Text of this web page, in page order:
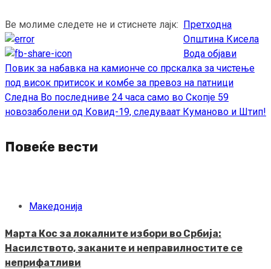
Ве молиме следете не и стиснете лајк:
Continue
Reading
Претходна
Општина Кисела
Вода објави
Повик за набавка на камионче со прскалка за чистење
под висок притисок и комбе за превоз на патници
Следна Во последниве 24 часа само во Скопје 59
новозаболени од Ковид-19, следуваат Куманово и Штип!
Повеќе вести
Македонија
Марта Кос за локалните избори во Србија:
Насилството, заканите и неправилностите се
неприфатливи